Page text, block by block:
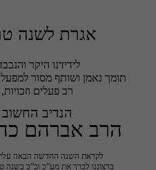
אגרת לשנה
רב פעלים וזכויות,
הנדיב החשוב
הרב אברהם